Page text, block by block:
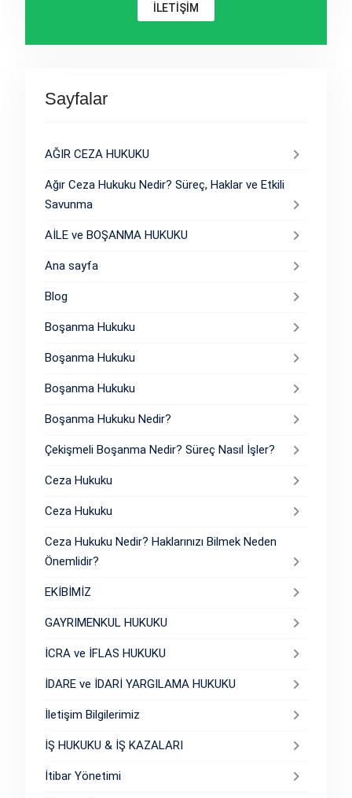
İLETİŞİM
Sayfalar
AĞIR CEZA HUKUKU
Ağır Ceza Hukuku Nedir? Süreç, Haklar ve Etkili
Savunma
AİLE ve BOŞANMA HUKUKU
Ana sayfa
Blog
Boşanma Hukuku
Boşanma Hukuku
Boşanma Hukuku
Boşanma Hukuku Nedir?
Çekişmeli Boşanma Nedir? Süreç Nasıl İşler?
Ceza Hukuku
Ceza Hukuku
Ceza Hukuku Nedir? Haklarınızı Bilmek Neden
Önemlidir?
EKİBİMİZ
GAYRIMENKUL HUKUKU
İCRA ve İFLAS HUKUKU
İDARE ve İDARİ YARGILAMA HUKUKU
İletişim Bilgilerimiz
İŞ HUKUKU & İŞ KAZALARI
İtibar Yönetimi